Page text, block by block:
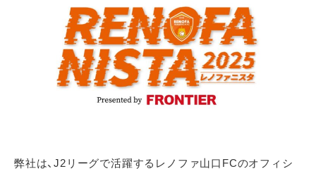
弊社は、J2リーグで活躍するレノファ山口FCのオフィシ